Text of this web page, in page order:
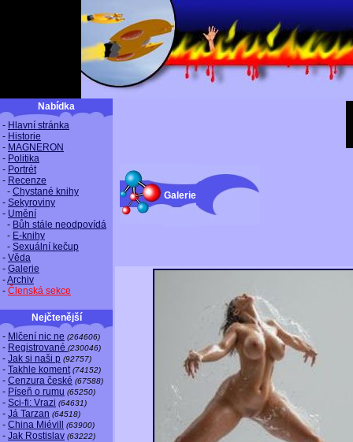
Nabídka
- Hlavní stránka
- Historie
- MAGNERON
- Politika
- Portrét
- Recenze
- Chystané knihy
- Sekyroviny
- Umění
- Bůh stále neodpovídá
- E-knihy
- Sexuální kečup
- Věda
- Galerie
-Archiv
- Členská sekce
Nejčtenější
- Mlčení nic ne (264606)
- Registrované (230046)
- Jak si naši p (92757)
- Takhle koment (74152)
- Cenzura české (67588)
- Píseň o rumu (65250)
- Sci-fi: Vrazi (64631)
- Já Tarzan (64518)
- China Miévill (63900)
- Jak Rostislav (63222)
Galerie